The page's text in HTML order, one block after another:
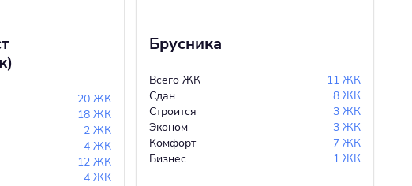
20 ЖК
18 ЖК
2 ЖК
4 ЖК
12 ЖК
4 ЖК
Брусника
Всего ЖК
11 ЖК
Сдан
8 ЖК
Строится
3 ЖК
Эконом
3 ЖК
Комфорт
7 ЖК
Бизнес
1 ЖК